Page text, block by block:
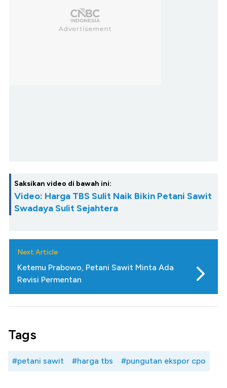
Saksikan video di bawah ini:
Video: Harga TBS Sulit Naik Bikin Petani Sawit
Swadaya Sulit Sejahtera
Next Article
Ketemu Prabowo, Petani Sawit Minta Ada
Revisi Permentan
Tags
#petani sawit #harga tbs #pungutan ekspor cpo